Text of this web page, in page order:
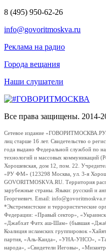
8 (495) 950-62-26
info@govoritmoskva.ru
Реклама на радио
Города вещания
Наши слушатели
Все права защищены. 2014-
Сетевое издание
лиц старше 16 лет. Свидетельство о
года выдано Федеральной службой по
технологий и массовых коммуникаций
Хорошевская, дом 12, пом. 22.
«РУ ФМ» (123298 Москва, ул. 3-я
GOVORITMOSKVA.RU. Территория
зарубежные страны. Языки: русский и
Георгиевич. Email:
*Экстремистские и террористические
Федерации: «Правый сектор»,
«Джабхат Фатх аш-Шам» (бывшая
Коалиция исламских группировок
партия, «Аль-Каида», «УНА-УНСО»,
народа», «Свидетели Иеговы»,